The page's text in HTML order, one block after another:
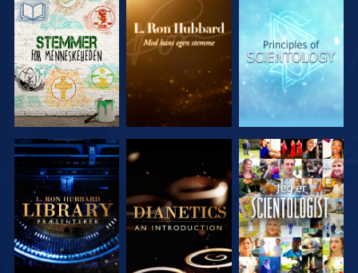
UDFORSK
SERIEN
UDFORSK
SERIEN
UDFORSK
SERIEN
UDFORSK
SERIEN
UDFORSK
SERIEN
SE